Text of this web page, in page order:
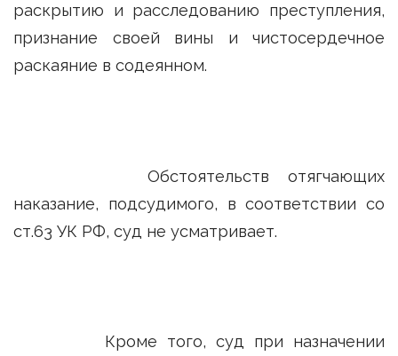
раскрытию и расследованию преступления,
признание своей вины и чистосердечное
раскаяние в содеянном.
Обстоятельств отягчающих
наказание, подсудимого, в соответствии со
ст.63 УК РФ, суд не усматривает.
Кроме того, суд при назначении